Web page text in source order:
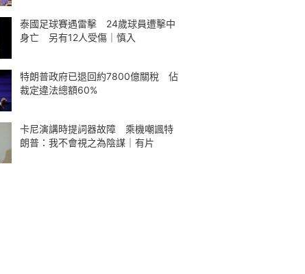
泰國足球賽遇雷擊 24歲球員遭擊中
身亡 另有12人受傷｜慎入
特朗普政府已退回約7800億關稅 佔
裁定違法總額60%
卡尼演講時提詞器故障 乘機嘲諷特
朗普：我不會視之為陰謀｜有片